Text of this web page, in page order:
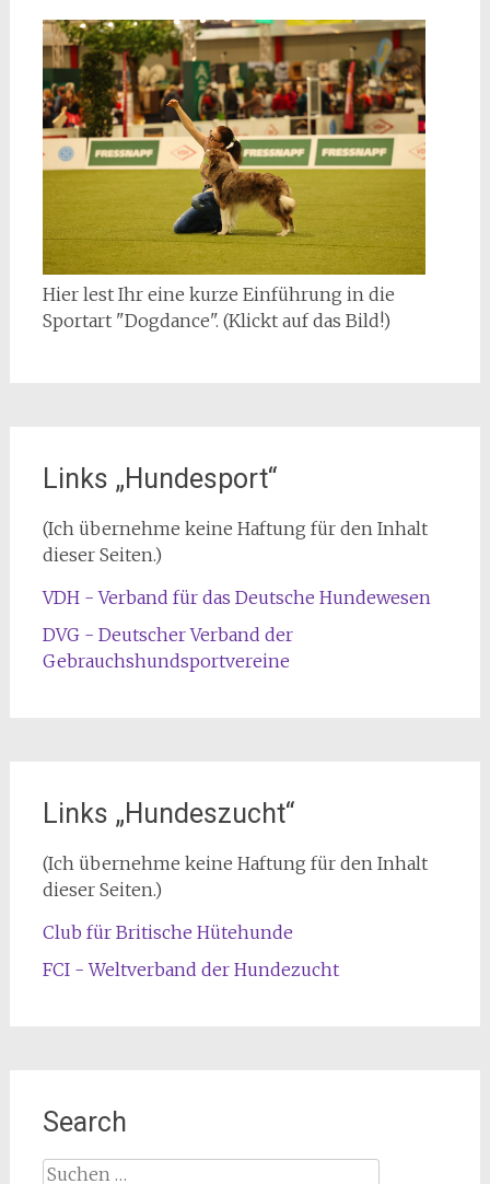
Hier lest Ihr eine kurze Einführung in die
Sportart "Dogdance". (Klickt auf das Bild!)
Links „Hundesport“
(Ich übernehme keine Haftung für den Inhalt
dieser Seiten.)
VDH - Verband für das Deutsche Hundewesen
DVG - Deutscher Verband der
Gebrauchshundsportvereine
Links „Hundeszucht“
(Ich übernehme keine Haftung für den Inhalt
dieser Seiten.)
Club für Britische Hütehunde
FCI - Weltverband der Hundezucht
Search
Suche